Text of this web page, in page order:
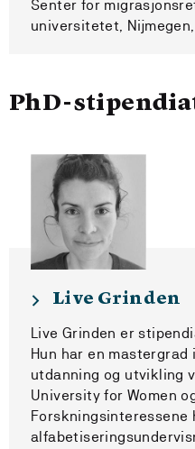
Senter for
universitetet,
PhD-
Live Grinden
Live Grinden er
Hun har en mastergrad
utdanning og utvikling
University for Women
Forskningsinteressene